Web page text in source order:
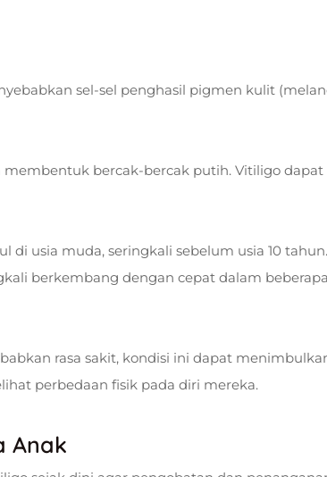
sel-sel penghasil pigmen kulit
bercak-bercak putih. Vitiligo dapat
di usia muda, seringkali sebelum usia 10
berkembang dengan cepat dalam
rasa sakit, kondisi ini dapat
perbedaan fisik pada diri mereka.
Anak